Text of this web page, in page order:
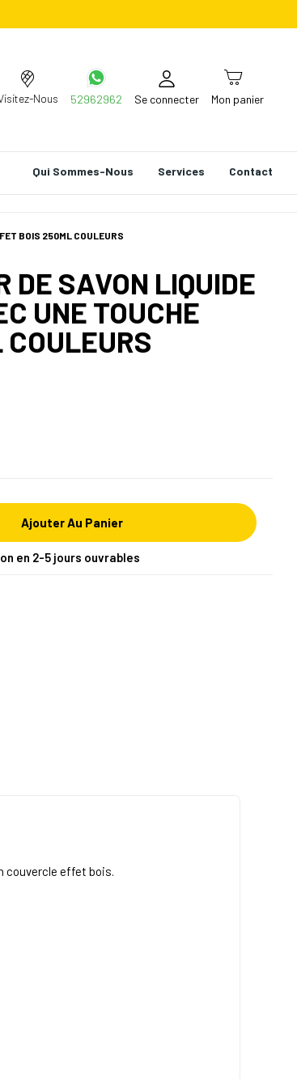
Nous 52962962 Se connecter Mon panier
Qui Sommes-Nous Services Contact
BOIS 250ML COULEURS
DE SAVON LIQUIDE
UNE TOUCHE
Ajouter Au Panier
en 2-5 jours ouvrables
couvercle effet bois.